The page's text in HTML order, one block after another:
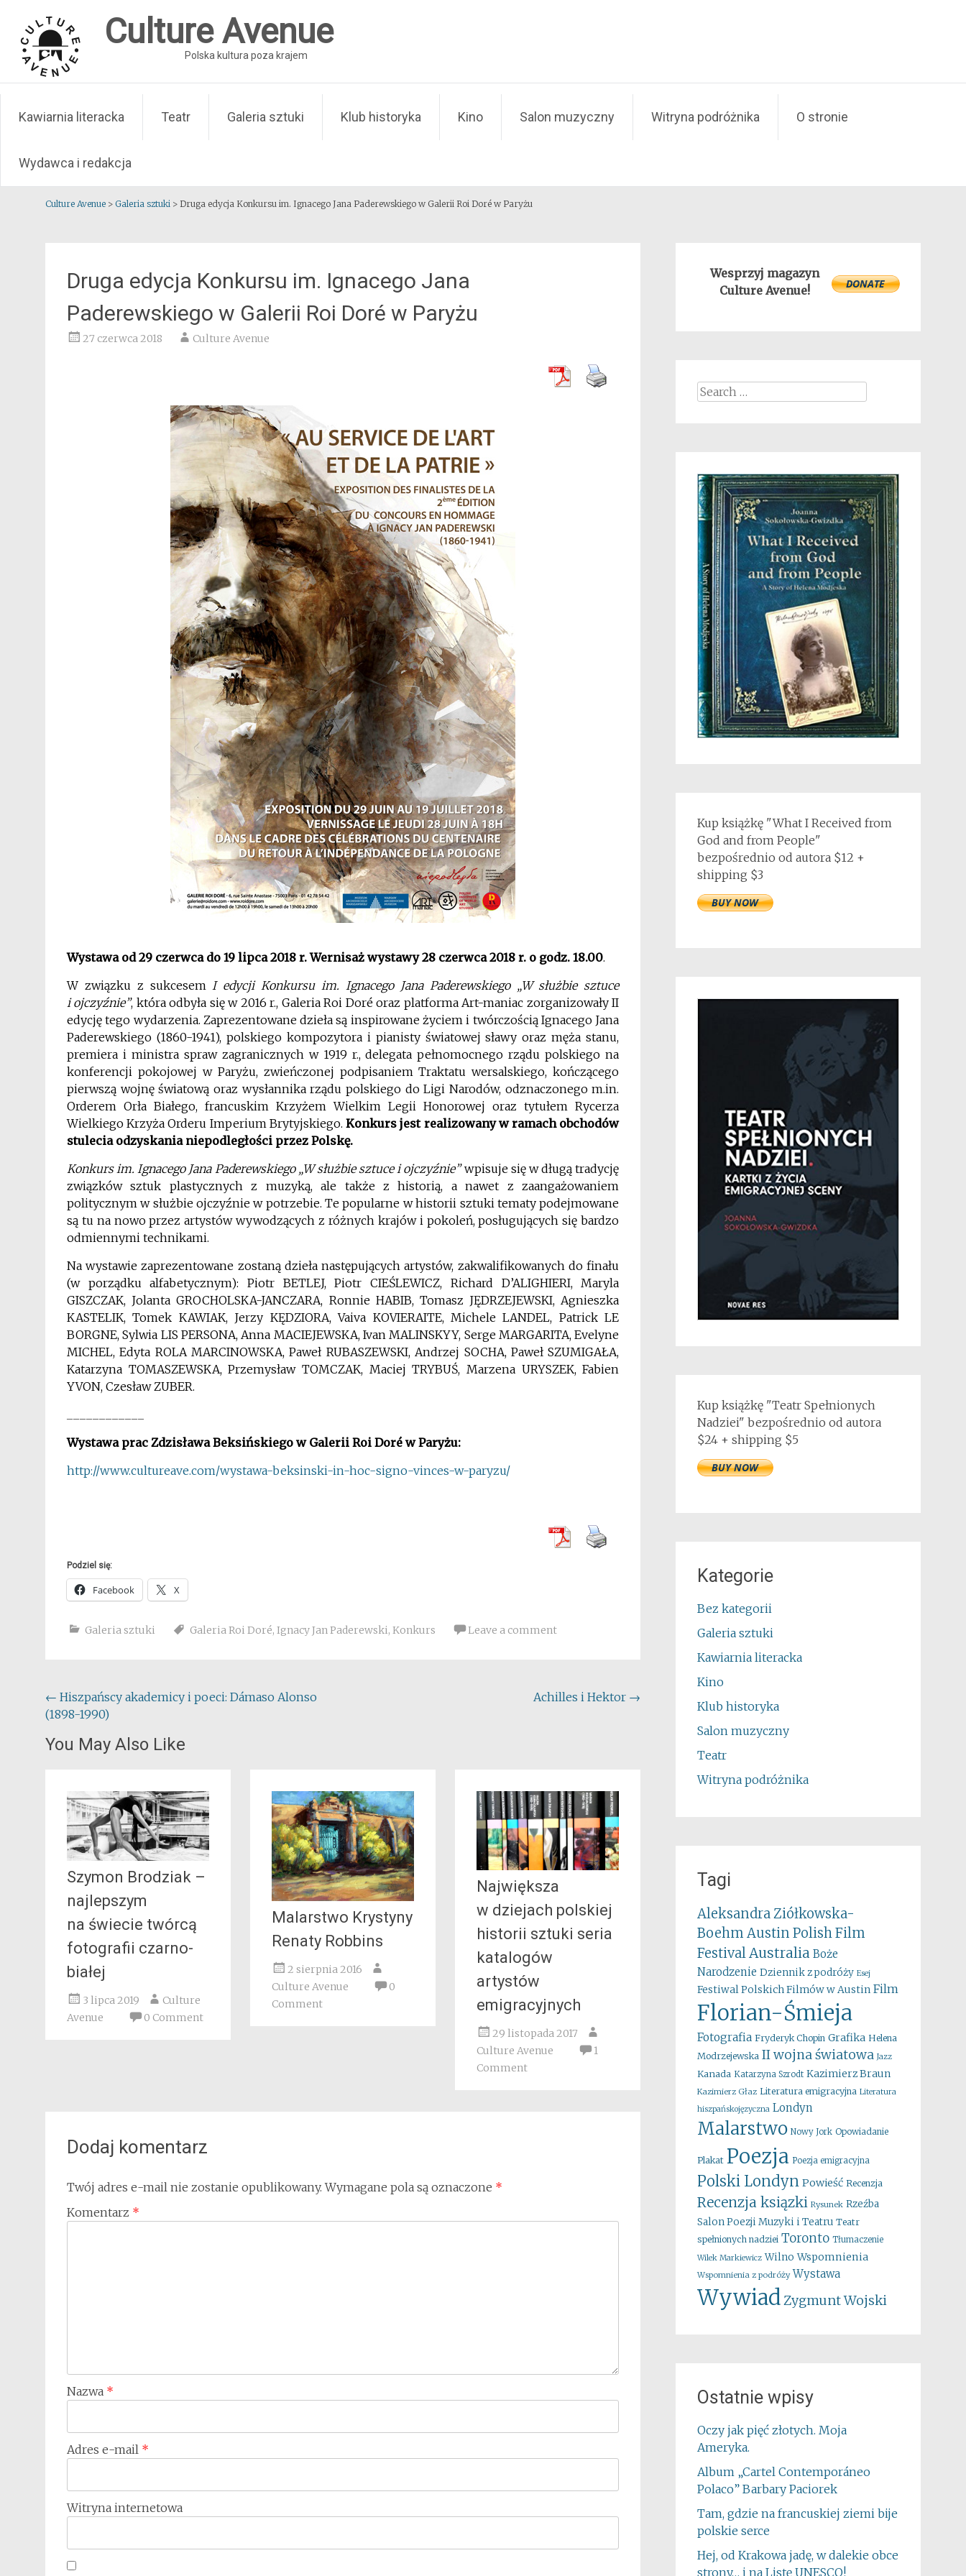
content
Culture Avenue
Polska kultura poza krajem
Kawiarnia literacka Teatr Galeria sztuki Klub historyka Kino Salon muzyczny Witryna podróżnika O stronie
Wydawca i redakcja
Culture Avenue > Galeria sztuki > Druga edycja Konkursu im. Ignacego Jana Paderewskiego w Galerii Roi Doré w Paryżu
Druga edycja Konkursu im. Ignacego Jana
Paderewskiego w Galerii Roi Doré w Paryżu
27 czerwca 2018 Culture Avenue
Wystawa od 29 czerwca do 19 lipca 2018 r. Wernisaż wystawy 28 czerwca 2018 r. o godz. 18.00.
W związku z sukcesemI edycji Konkursu im. Ignacego Jana Paderewskiego „W służbie sztuce
i ojczyźnie”, która odbyła się w 2016 r., Galeria Roi Doré oraz platforma Art-maniac zorganizowały II
edycję tego wydarzenia. Zaprezentowane dzieła są inspirowane życiem i twórczością Ignacego Jana
Paderewskiego (1860-1941), polskiego kompozytora i pianisty światowej sławy oraz męża stanu,
premiera i ministra spraw zagranicznych w 1919 r., delegata pełnomocnego rządu polskiego na
konferencji pokojowej w Paryżu, zwieńczonej podpisaniem Traktatu wersalskiego, kończącego
pierwszą wojnę światową oraz wysłannika rządu polskiego do Ligi Narodów, odznaczonego m.in.
Orderem Orła Białego, francuskim Krzyżem Wielkim Legii Honorowej oraz tytułem Rycerza
Wielkiego Krzyża Orderu Imperium Brytyjskiego.Konkurs jest realizowany w ramach obchodów
stulecia odzyskania niepodległości przez Polskę.
Konkurs im. Ignacego Jana Paderewskiego „W służbie sztuce i ojczyźnie”wpisuje się w długą tradycję
związków sztuk plastycznych z muzyką, ale także z historią, a nawet z zaangażowaniem
politycznym w służbie ojczyźnie w potrzebie. Te popularne w historii sztuki tematy podejmowane
są tu na nowo przez artystów wywodzących z różnych krajów i pokoleń, posługujących się bardzo
odmiennymi technikami.
Na wystawie zaprezentowane zostaną dzieła następujących artystów, zakwalifikowanych do finału
(w porządku alfabetycznym): Piotr BETLEJ, Piotr CIEŚLEWICZ, Richard D’ALIGHIERI, Maryla
GISZCZAK, Jolanta GROCHOLSKA-JANCZARA, Ronnie HABIB, Tomasz JĘDRZEJEWSKI, Agnieszka
KASTELIK, Tomek KAWIAK, Jerzy KĘDZIORA, Vaiva KOVIERAITE, Michele LANDEL, Patrick LE
BORGNE, Sylwia LIS PERSONA, Anna MACIEJEWSKA, Ivan MALINSKYY, Serge MARGARITA, Evelyne
MICHEL, Edyta ROLA MARCINOWSKA, Paweł RUBASZEWSKI, Andrzej SOCHA, Paweł SZUMIGAŁA,
Katarzyna TOMASZEWSKA, Przemysław TOMCZAK, Maciej TRYBUŚ, Marzena URYSZEK, Fabien
YVON, Czesław ZUBER.
Wystawa prac Zdzisława Beksińskiego w Galerii Roi Doré w Paryżu:
http://www.cultureave.com/wystawa-beksinski-in-hoc-signo-vinces-w-paryzu/
Podziel się:
Facebook X
Galeria sztuki Galeria Roi Doré, Ignacy Jan Paderewski, Konkurs Leave a comment
Post
navigation
← Hiszpańscy akademicy i poeci: Dámaso Alonso
(1898-1990)
Achilles i Hektor →
You May Also Like
Szymon Brodziak –
najlepszym
na świecie twórcą
fotografii czarno-
białej
3 lipca 2019
Culture
Avenue
0 Comment
Malarstwo Krystyny
Renaty Robbins
2 sierpnia 2016
Culture Avenue
0
Comment
Największa
w dziejach polskiej
historii sztuki seria
katalogów
artystów
emigracyjnych
29 listopada 2017
Culture Avenue
1
Comment
Dodaj komentarz
Twój adres e-mail nie zostanie opublikowany. Wymagane pola są oznaczone *
Komentarz *
Nazwa *
Adres e-mail *
Witryna internetowa
Wesprzyj magazyn
Culture Avenue!
Search
Kup książkę "What I Received from
God and from People"
bezpośrednio od autora $12 +
shipping $3
Kup książkę "Teatr Spełnionych
Nadziei" bezpośrednio od autora
$24 + shipping $5
Kategorie
Bez kategorii
Galeria sztuki
Kawiarnia literacka
Kino
Klub historyka
Salon muzyczny
Teatr
Witryna podróżnika
Tagi
Aleksandra Ziółkowska-
Boehm Austin Polish Film
FestivalAustralia Boże
Narodzenie Dziennik z podróży Esej
Festiwal Polskich Filmów w Austin Film
Florian-Śmieja
Fotografia Fryderyk Chopin Grafika Helena
Modrzejewska II wojna światowa Jazz
Kanada Katarzyna Szrodt Kazimierz Braun
Kazimierz Głaz Literatura emigracyjna Literatura
hiszpańskojęzyczna Londyn
Malarstwo Nowy Jork Opowiadanie
Plakat Poezja Poezja emigracyjna
Polski Londyn Powieść Recenzja
Recenzja ksiązki Rysunek Rzeźba
Salon Poezji Muzyki i Teatru Teatr
spełnionych nadziei Toronto Tłumaczenie
Wilek Markiewicz Wilno Wspomnienia
Wspomnienia z podróży Wystawa
WywiadZygmunt Wojski
Ostatnie wpisy
Oczy jak pięć złotych. Moja
Ameryka.
Album „Cartel Contemporáneo
Polaco” Barbary Paciorek
Tam, gdzie na francuskiej ziemi bije
polskie serce
Hej, od Krakowa jadę, w dalekie obce
strony… i na Listę UNESCO!